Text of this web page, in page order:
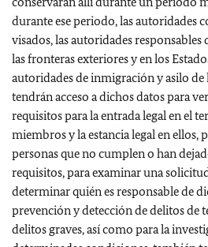
durante ese periodo, las autoridades
visados, las autoridades
las fronteras exteriores y en los
autoridades de inmigración y asilo
tendrán acceso a dichos datos para
requisitos para la entrada legal en el
miembros y la estancia legal en ellos,
personas que no cumplen o han
requisitos, para examinar una
determinar quién es responsable de
prevención y detección de delitos de
delitos graves, así como para la